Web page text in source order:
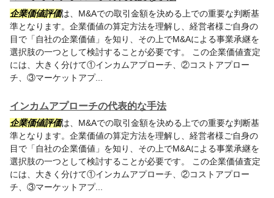
企業価値評価は、M&Aでの取引金額を決める上での重要な判断基
準となります。企業価値の算定方法を理解し、経営者様ご自身の
目で「自社の企業価値」を知り、その上でM&Aによる事業承継を
選択肢の一つとして検討することが必要です。 この企業価値査定
には、大きく分けて①インカムアプローチ、②コストアプロー
チ、③マーケットアプ...
インカムアプローチの代表的な手法
企業価値評価は、M&Aでの取引金額を決める上での重要な判断基
準となります。企業価値の算定方法を理解し、経営者様ご自身の
目で「自社の企業価値」を知り、その上でM&Aによる事業承継を
選択肢の一つとして検討することが必要です。 この企業価値査定
には、大きく分けて①インカムアプローチ、②コストアプロー
チ、③マーケットアプ...